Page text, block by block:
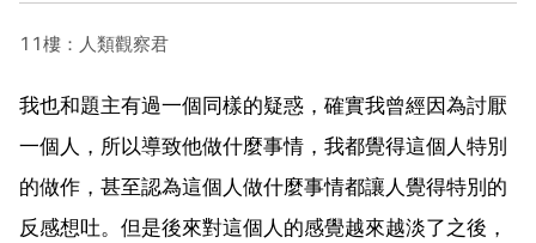
11樓：人類觀察君
我也和題主有過一個同樣的疑惑，確實我曾經因為討厭
一個人，所以導致他做什麼事情，我都覺得這個人特別
的做作，甚至認為這個人做什麼事情都讓人覺得特別的
反感想吐。但是後來對這個人的感覺越來越淡了之後，